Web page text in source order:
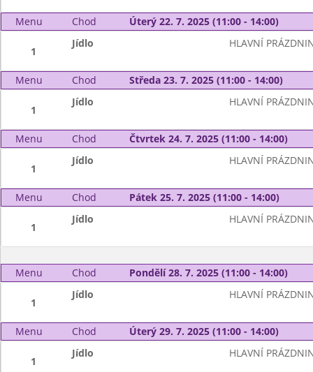
Menu Chod Úterý 22. 7. 2025 (11:00 - 14:00)
1
Jídlo HLAVNÍ
Menu Chod Středa 23. 7. 2025 (11:00 - 14:00)
1
Jídlo HLAVNÍ
Menu Chod Čtvrtek 24. 7. 2025 (11:00 - 14:00)
1
Jídlo HLAVNÍ
Menu Chod Pátek 25. 7. 2025 (11:00 - 14:00)
1
Jídlo HLAVNÍ
Menu Chod Pondělí 28. 7. 2025 (11:00 - 14:00)
1
Jídlo HLAVNÍ
Menu Chod Úterý 29. 7. 2025 (11:00 - 14:00)
1
Jídlo HLAVNÍ